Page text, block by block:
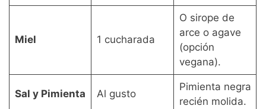
Miel 1 cucharada
O sirope de
arce o agave
(opción
vegana).
Sal y Pimienta Al gusto
Pimienta negra
recién molida.